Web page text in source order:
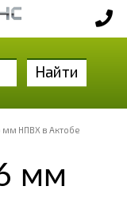
Найти
мм НПВХ в Актобе
мм